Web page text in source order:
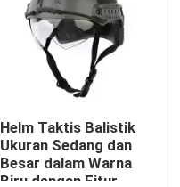
Helm Taktis Balistik
Ukuran Sedang dan
Besar dalam Warna
Biru dengan Fitur